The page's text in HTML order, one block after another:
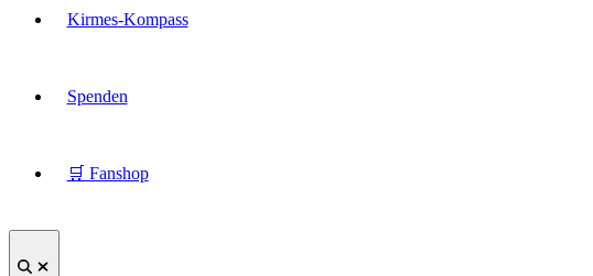
Kirmes-Kompass
Spenden
🛒 Fanshop
Suche